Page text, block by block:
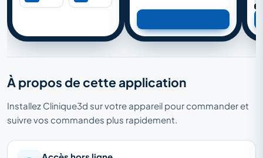
À propos de cette application
Installez Clinique3d sur votre appareil pour commander et
suivre vos commandes plus rapidement.